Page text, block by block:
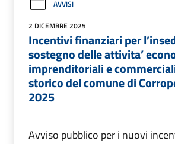
AVVISI
2 DICEMBRE 2025
Incentivi finanziari per
sostegno delle attivita’
imprenditoriali e
storico del comune di
2025
Avviso pubblico per i nuovi